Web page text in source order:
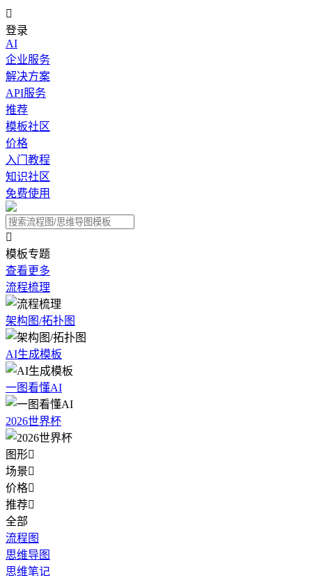

登录
AI
企业服务
解决方案
API服务
推荐
模板社区
价格
入门教程
知识社区
免费使用

模板专题
查看更多
流程梳理
架构图/拓扑图
AI生成模板
一图看懂AI
2026世界杯
图形
场景
价格
推荐
全部
流程图
思维导图
思维笔记